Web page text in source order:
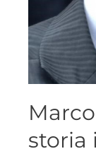
storia